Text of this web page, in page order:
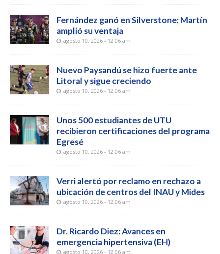
Fernández ganó en Silverstone; Martín
amplió su ventaja
agosto 10, 2026 - 12:06 am
Nuevo Paysandú se hizo fuerte ante
Litoral y sigue creciendo
agosto 10, 2026 - 12:06 am
Unos 500 estudiantes de UTU
recibieron certificaciones del programa
Egresé
agosto 10, 2026 - 12:06 am
Verri alertó por reclamo en rechazo a
ubicación de centros del INAU y Mides
agosto 10, 2026 - 12:06 am
Dr. Ricardo Diez: Avances en
emergencia hipertensiva (EH)
agosto 10, 2026 - 12:06 am